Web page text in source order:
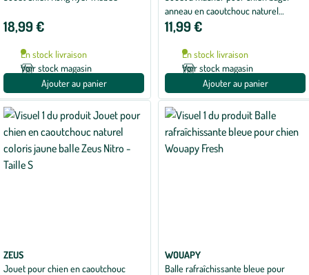
18,99 €
En stock livraison
Voir stock magasin
Ajouter au panier
anneau en caoutchouc naturel
coloris bleu Bubimex – Ø 12,5 cm
11,99 €
En stock livraison
Voir stock magasin
Ajouter au panier
ZEUS
Jouet pour chien en caoutchouc
WOUAPY
Balle rafraîchissante bleue pour